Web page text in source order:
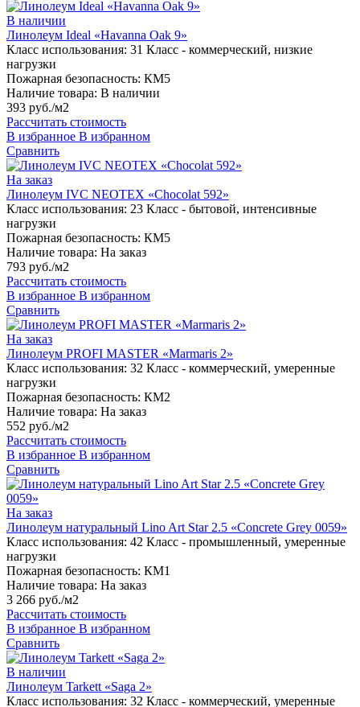
В наличии
Линолеум Ideal «Havanna Oak 9»
Класс использования: 31 Класс - коммерческий, низкие
нагрузки
Пожарная безопасность: КМ5
Наличие товара: В наличии
393 руб./м2
Рассчитать стоимость
В избранное В избранном
Сравнить
На заказ
Линолеум IVC NEOTEX «Chocolat 592»
Класс использования: 23 Класс - бытовой, интенсивные
нагрузки
Пожарная безопасность: КМ5
Наличие товара: На заказ
793 руб./м2
Рассчитать стоимость
В избранное В избранном
Сравнить
На заказ
Линолеум PROFI MASTER «Marmaris 2»
Класс использования: 32 Класс - коммерческий, умеренные
нагрузки
Пожарная безопасность: КМ2
Наличие товара: На заказ
552 руб./м2
Рассчитать стоимость
В избранное В избранном
Сравнить
На заказ
Линолеум натуральный Lino Art Star 2.5 «Concrete Grey 0059»
Класс использования: 42 Класс - промышленный, умеренные
нагрузки
Пожарная безопасность: КМ1
Наличие товара: На заказ
3 266 руб./м2
Рассчитать стоимость
В избранное В избранном
Сравнить
В наличии
Линолеум Tarkett «Saga 2»
Класс использования: 32 Класс - коммерческий, умеренные